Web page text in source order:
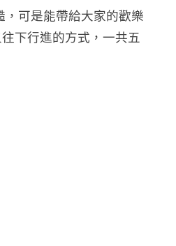
，可是能帶給大家的歡樂
下行進的方式，一共五